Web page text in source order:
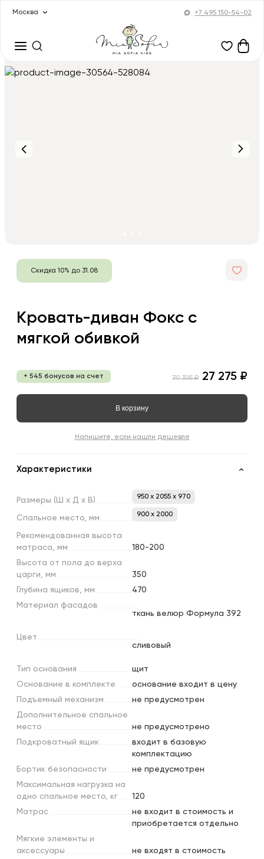
Москва +7 495 150-54-02
Скидка 10% до 31.08
Кровать-диван Фокс с
мягкой обивкой
+ 545 бонусов на счет 30 305 ₽ 27 275 ₽
В корзину
Напишите, если нашли дешевле
Характеристики
Размеры (Ш х Д х В) 950 x 2055 x 970
Спальное место, мм 900 х 2000
Рекомендованная высота
матраса, мм
180-200
Высота от пола до верха
царги, мм
350
Глубина ящиков, мм
470
Материал фасадов
ткань велюр Формула 392
Цвет
сливовый
Тип основания
щит
Основание в комплекте
основание входит в цену
Подъемный механизм
не предусмотрен
Дополнительное спальное
место
не предусмотрено
Подкроватный ящик
входит в базовую
комплектацию
Бортик безопасности
не предусмотрен
Максимальная нагрузка на
одно спальное место, кг
120
Матрас
не входит в стоимость и
приобретается отдельно
Мягкие элементы и
аксессуары
не входят в стоимость